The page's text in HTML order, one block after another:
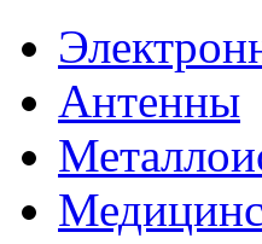
Антенны